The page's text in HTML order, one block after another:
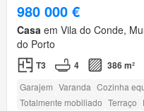
980 000 €
Casa em Vila do Conde,
do Porto
T3 4 386 m²
Garajem Varanda Cozinha
Totalmente mobiliado Terraço